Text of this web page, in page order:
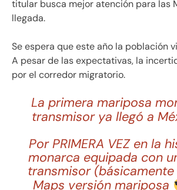
titular busca mejor atención para las
llegada.
Se espera que este año la población
A pesar de las expectativas, la
por el corredor migratorio.
La primera mariposa
transmisor ya llegó a
Por PRIMERA VEZ en la
monarca equipada con
transmisor (básicamente
Maps versión mariposa